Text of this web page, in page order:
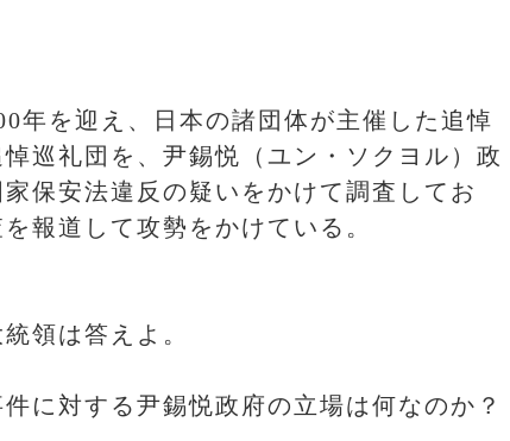
年を迎え、日本の諸団体が主催した追悼
巡礼団を、尹錫悦（ユン・ソクヨル）政
保安法違反の疑いをかけて調査してお
報道して攻勢をかけている。
領は答えよ。
に対する尹錫悦政府の立場は何なのか？